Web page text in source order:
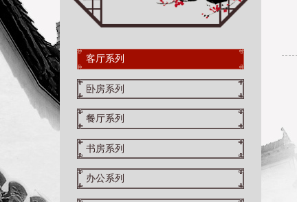
客厅系列
卧房系列
餐厅系列
书房系列
办公系列